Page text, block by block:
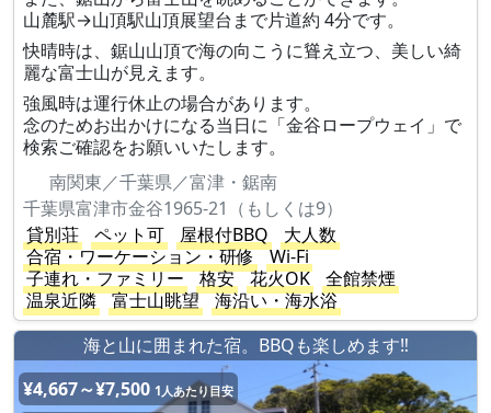
山麓駅→山頂駅山頂展望台まで片道約 4分です。
快晴時は、鋸山山頂で海の向こうに聳え立つ、美しい綺
麗な富士山が見えます。
強風時は運行休止の場合があります。
念のためお出かけになる当日に「金谷ロープウェイ」で
検索ご確認をお願いいたします。
南関東／千葉県／富津・鋸南
千葉県富津市金谷1965-21（もしくは9）
貸別荘
ペット可 屋根付BBQ
大人数
合宿・ワーケーション・研修
Wi-Fi
子連れ・ファミリー
格安 花火OK
全館禁煙
温泉近隣
富士山眺望
海沿い・海水浴
海と山に囲まれた宿。BBQも楽しめます‼
¥4,667～¥7,500 1人あたり目安